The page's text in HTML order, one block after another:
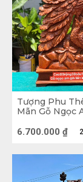
tâm hồn ưa
và tìm kiếm
mình. Bon sai
thủy rất to
chết, chính sự
loại tượng
Tượng Phu
Mãn Gỗ Ngọc
6.700.000 ₫